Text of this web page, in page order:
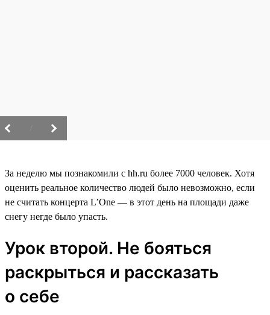
За неделю мы познакомили с hh.ru более 7000 человек. Хотя
оценить реальное количество людей было невозможно, если
не считать концерта L’One — в этот день на площади даже
снегу негде было упасть.
Урок второй. Не бояться
раскрыться и рассказать
о себе